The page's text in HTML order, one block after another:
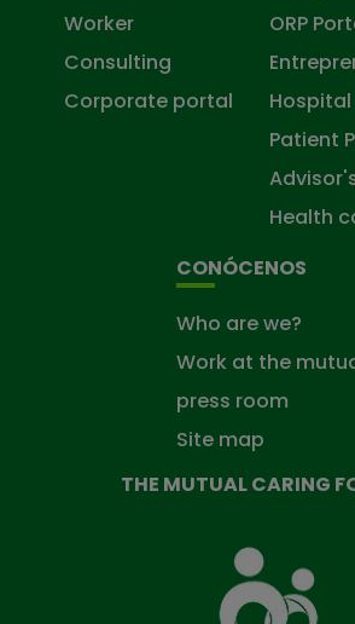
Worker
Consulting
Corporate portal
ORP
Patient
Health
CONÓCENOS
Who are we?
Work at the
press room
Site map
THE MUTUAL CARING
Mutual
Fund
that